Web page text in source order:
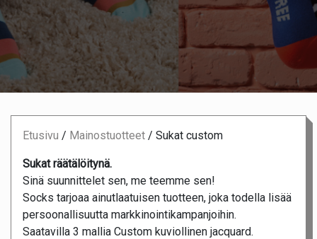
Etusivu / Mainostuotteet / Sukat custom
Sukat räätälöitynä.
Sinä suunnittelet sen, me teemme sen!
Socks tarjoaa ainutlaatuisen tuotteen, joka todella lisää
persoonallisuutta markkinointikampanjoihin.
Saatavilla 3 mallia Custom kuviollinen jacquard.